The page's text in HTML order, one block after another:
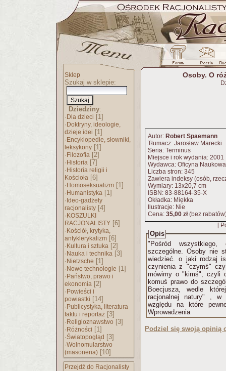
Sklep
Szukaj w sklepie:
Dziedziny:
· Dla dzieci [1]
· Doktryny, ideologie,
dzieje idei [1]
· Encyklopedie, słowniki,
leksykony [1]
· Filozofia [2]
· Historia [7]
· Historia religii i
Kościoła [6]
· Homoseksualizm [1]
· Humanistyka [1]
· Ideo-gadżety
racjonalisty [4]
· KOSZULKI
RACJONALISTY [6]
· Kościół, krytyka,
antyklerykalizm [6]
· Kultura i sztuka [2]
· Nauka i technika [3]
· Nietzsche [1]
· Nowe technologie [1]
· Państwo, prawo i
ekonomia [2]
· Powieści i
powiastki [14]
· Publicystyka, literatura
faktu i reportaż [3]
· Religioznawstwo [3]
· Różności [1]
·Światopogląd [3]
·Wolnomularstwo
(masoneria) [10]
Przejdź do Racjonalisty
Osoby. O
Autor: Robert Spaemann
Tłumacz: Jarosław Marecki
Seria: Terminus
Miejsce i rok wydania: 2001
Wydawca: Oficyna Naukowa
Liczba stron: 345
Zawiera indeksy (osób,
Wymiary: 13x20,7 cm
ISBN: 83-88164-35-X
Okładka: Miękka
Ilustracje: Nie
Cena: 35,00 zł(bez
[
Opis
"Pośród
szczególne. Osoby nie
wiedzieć. o jaki rodzaj
czynienia z "czymś"
mówimy o "kimś", czyli
komuś prawo do
Boecjusza, wedle
racjonalnej natury" , w
względu na które
Wprowadzenia
Podziel się swoją opinią